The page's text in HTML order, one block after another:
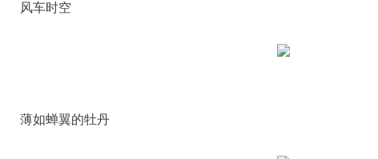
风车时空
薄如蝉翼的牡丹